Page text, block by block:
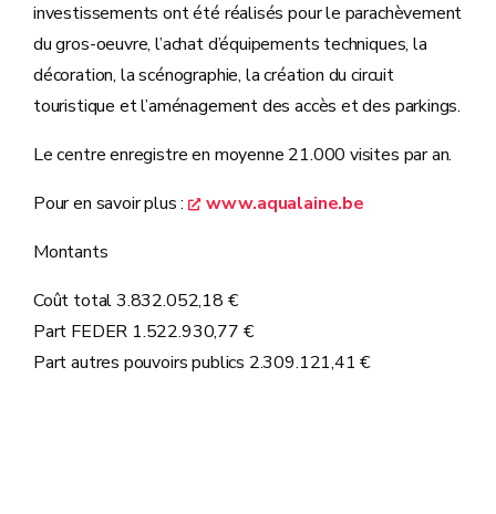
investissements ont été réalisés pour le parachèvement
du gros-oeuvre, l’achat d’équipements techniques, la
décoration, la scénographie, la création du circuit
touristique et l’aménagement des accès et des parkings.
Le centre enregistre en moyenne 21.000 visites par an.
Pour en savoir plus :
www.aqualaine.be
Montants
Coût total 3.832.052,18 €
Part FEDER 1.522.930,77 €
Part autres pouvoirs publics 2.309.121,41 €